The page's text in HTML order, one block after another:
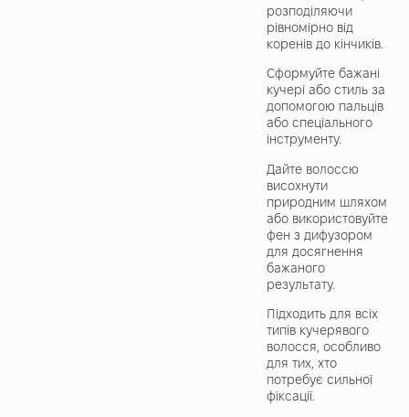
розподіляючи
рівномірно від
коренів до кінчиків.
Сформуйте бажані
кучері або стиль за
допомогою пальців
або спеціального
інструменту.
Дайте волоссю
висохнути
природним шляхом
або використовуйте
фен з дифузором
для досягнення
бажаного
результату.
Підходить для всіх
типів кучерявого
волосся, особливо
для тих, хто
потребує сильної
фіксації.